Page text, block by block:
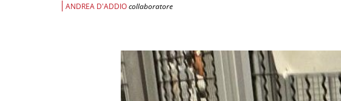
ANDREA D'ADDIOcollaboratore